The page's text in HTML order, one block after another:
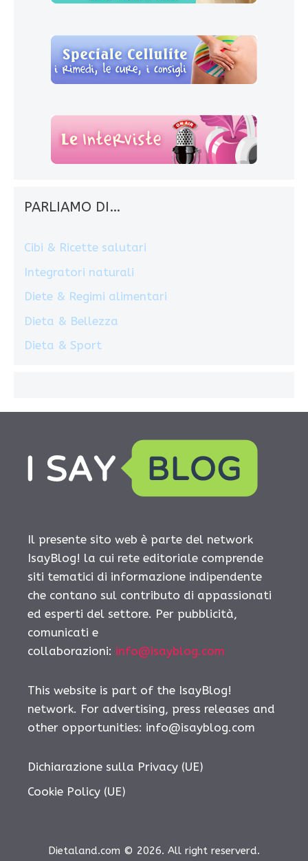
PARLIAMO DI…
Cibi & Ricette salutari
Integratori naturali
Diete & Regimi alimentari
Dieta & Bellezza
Dieta & Sport
Il presente sito web è parte del network
IsayBlog! la cui rete editoriale comprende
siti tematici di informazione indipendente
che contano sul contributo di appassionati
ed esperti del settore. Per pubblicità,
comunicati e
collaborazioni: info@isayblog.com
This website is part of the IsayBlog!
network. For advertising, press releases and
other opportunities: info@isayblog.com
Dichiarazione sulla Privacy (UE)
Cookie Policy (UE)
Dietaland.com © 2026. All right reserverd.